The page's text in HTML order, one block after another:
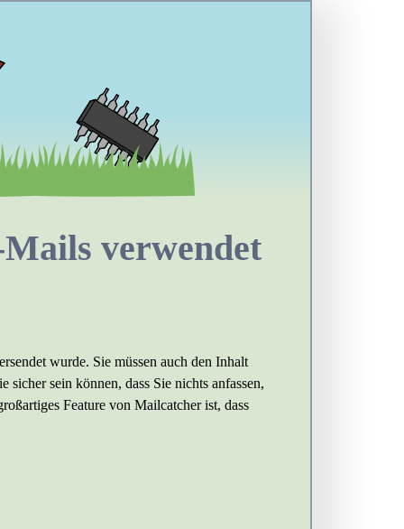
verwendet
wurde. Sie müssen auch den Inhalt
sein können, dass Sie nichts anfassen,
Feature von Mailcatcher ist, dass